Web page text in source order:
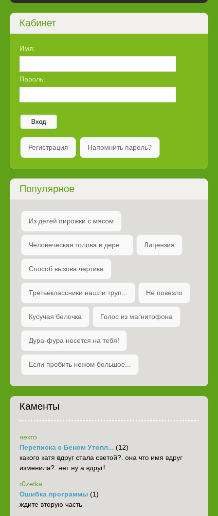
Кабинет
Имя:
Пароль:
Вход
Регистрация Напомнить пароль?
Популярное
Из детей пирожки с мясом
Человеческая голова в дере... Лицензия
Способ вызова чертика
Третьеклассники нашли труп... Не повезло
Кусучая белочка Голос из магнитофона
Дура-фура несется на тебя!
Если пробить ножом большое...
Каменты
некто
Переписка с Беном Утопл... (12)
какого катя вдруг стала светой?. она что имя вдруг
изменила?. нет ну а вдруг!
r0zetka
Ошибка программы (1)
ждите вторую часть